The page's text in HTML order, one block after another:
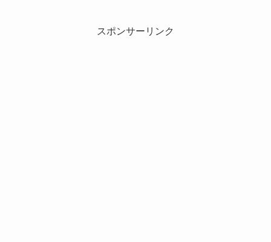
スポンサーリンク